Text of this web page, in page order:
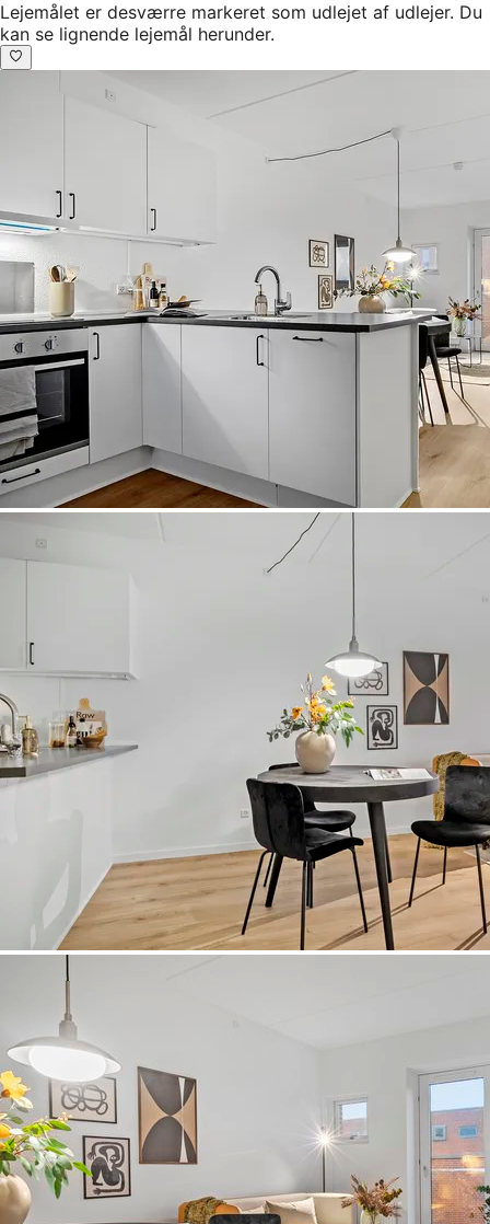
Lejemålet er desværre markeret som udlejet af udlejer. Du
kan se lignende lejemål herunder.